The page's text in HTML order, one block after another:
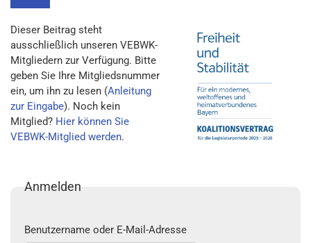
Dieser Beitrag steht
ausschließlich unseren VEBWK-
Mitgliedern zur Verfügung. Bitte
geben Sie Ihre Mitgliedsnummer
ein, um ihn zu lesen (Anleitung
zur Eingabe). Noch kein
Mitglied? Hier können Sie
VEBWK-Mitglied werden.
Anmelden
Benutzername oder E-Mail-Adresse